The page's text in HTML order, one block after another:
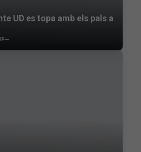
UD es topa amb els pals a